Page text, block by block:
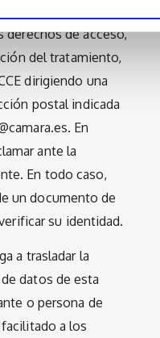
derechos de acceso,
del tratamiento,
dirigiendo una
postal indicada
En
ante la
En todo caso,
un documento de
su identidad.
a trasladar la
datos de esta
o persona de
a los